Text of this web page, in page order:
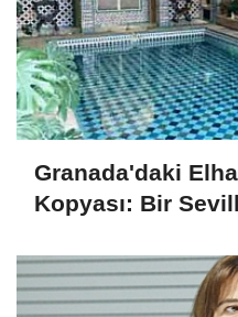
Granada'daki
Kopyası: Bir